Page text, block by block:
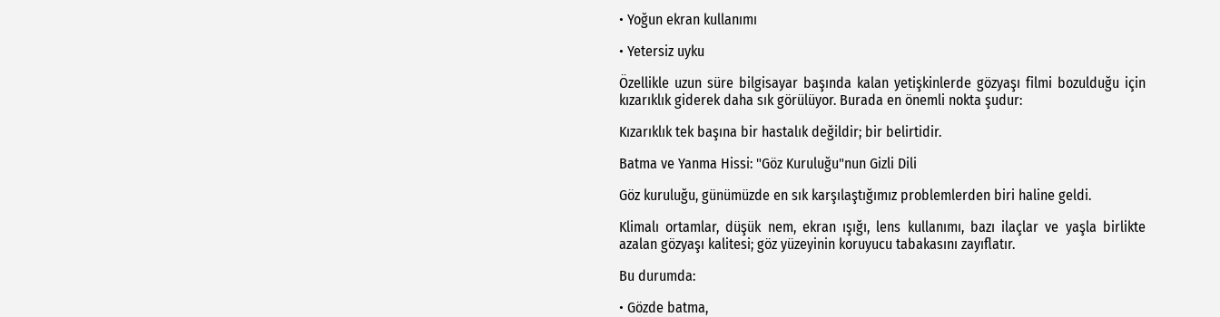
• Yoğun ekran kullanımı
• Yetersiz uyku
Özellikle uzun süre bilgisayar başında kalan yetişkinlerde gözyaşı filmi bozulduğu için
kızarıklık giderek daha sık görülüyor. Burada en önemli nokta şudur:
Kızarıklık tek başına bir hastalık değildir; bir belirtidir.
Batma ve Yanma Hissi: "Göz Kuruluğu"nun Gizli Dili
Göz kuruluğu, günümüzde en sık karşılaştığımız problemlerden biri haline geldi.
Klimalı ortamlar, düşük nem, ekran ışığı, lens kullanımı, bazı ilaçlar ve yaşla birlikte
azalan gözyaşı kalitesi; göz yüzeyinin koruyucu tabakasını zayıflatır.
Bu durumda:
• Gözde batma,